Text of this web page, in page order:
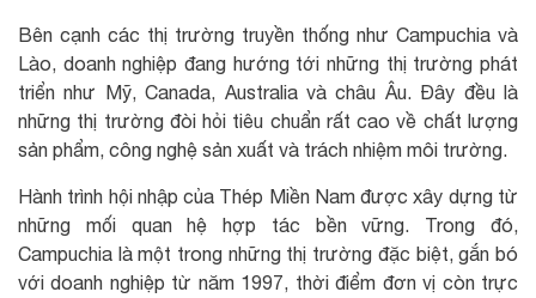
Bên cạnh các thị trường truyền thống như Campuchia và
Lào, doanh nghiệp đang hướng tới những thị trường phát
triển như Mỹ, Canada, Australia và châu Âu. Đây đều là
những thị trường đòi hỏi tiêu chuẩn rất cao về chất lượng
sản phẩm, công nghệ sản xuất và trách nhiệm môi trường.
Hành trình hội nhập của Thép Miền Nam được xây dựng từ
những mối quan hệ hợp tác bền vững. Trong đó,
Campuchia là một trong những thị trường đặc biệt, gắn bó
với doanh nghiệp từ năm 1997, thời điểm đơn vị còn trực